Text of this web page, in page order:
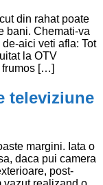
din rahat poate
bani. Chemati-va
aici veti afla: Tot
la OTV
frumos […]
televiziune
margini. Iata o
daca pui camera
post-